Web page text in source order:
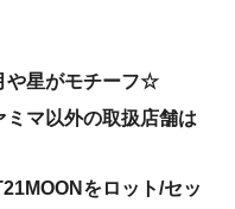
や星がモチーフ☆
マ以外の取扱店舗は
をロット/セッ